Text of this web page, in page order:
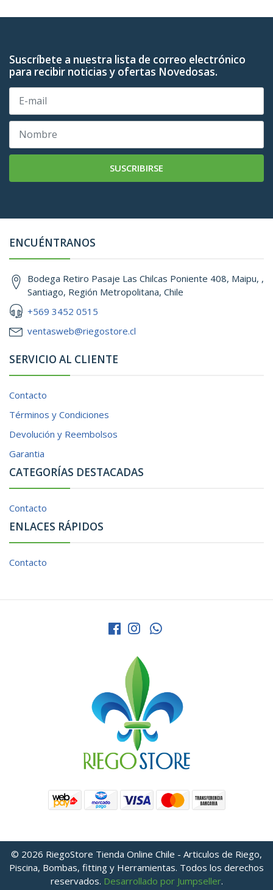
Suscríbete a nuestra lista de correo electrónico
para recibir noticias y ofertas Novedosas.
SUSCRIBIRSE
ENCUÉNTRANOS
Bodega Retiro Pasaje Las Chilcas Poniente 408, Maipu, ,
Santiago, Región Metropolitana, Chile
+569 3452 0515
ventasweb@riegostore.cl
SERVICIO AL CLIENTE
Contacto
Términos y Condiciones
Devolución y Reembolsos
Garantia
CATEGORÍAS DESTACADAS
Contacto
ENLACES RÁPIDOS
Contacto
© 2026 RiegoStore Tienda Online Chile - Articulos de Riego,
Piscina, Bombas, fitting y Herramientas. Todos los derechos
reservados. Desarrollado por Jumpseller.